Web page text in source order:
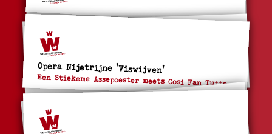
Opera Nijetrijne 'Viswijven'
Een Stiekeme Assepoester meets Cosi Fan Tutte